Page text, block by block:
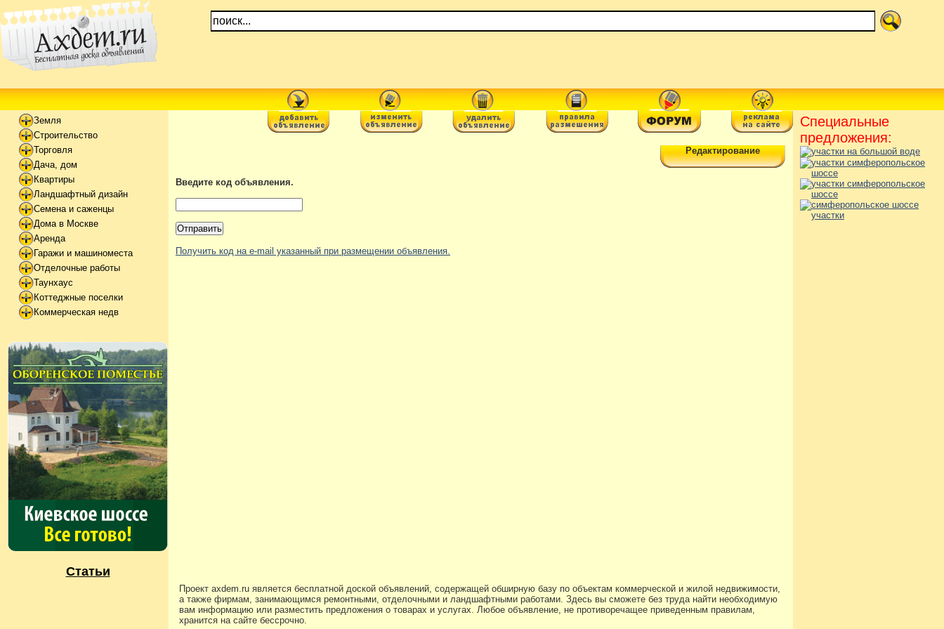
Земля
Строительство
Торговля
Дача, дом
Квартиры
Ландшафтный дизайн
Семена и саженцы
Дома в Москве
Аренда
Гаражи и машиноместа
Отделочные работы
Таунхаус
Коттеджные поселки
Коммерческая недв
Статьи
Редактирование
Введите код объявления.
Получить код на e-mail указанный при размещении объявления.
Специальные
предложения:
Проект axdem.ru является бесплатной доской объявлений, содержащей обширную базу по объектам коммерческой и жилой недвижимости,
а также фирмам, занимающимся ремонтными, отделочными и ландшафтными работами. Здесь вы сможете без труда найти необходимую
вам информацию или разместить предложения о товарах и услугах. Любое объявление, не противоречащее приведенным правилам,
хранится на сайте бессрочно.